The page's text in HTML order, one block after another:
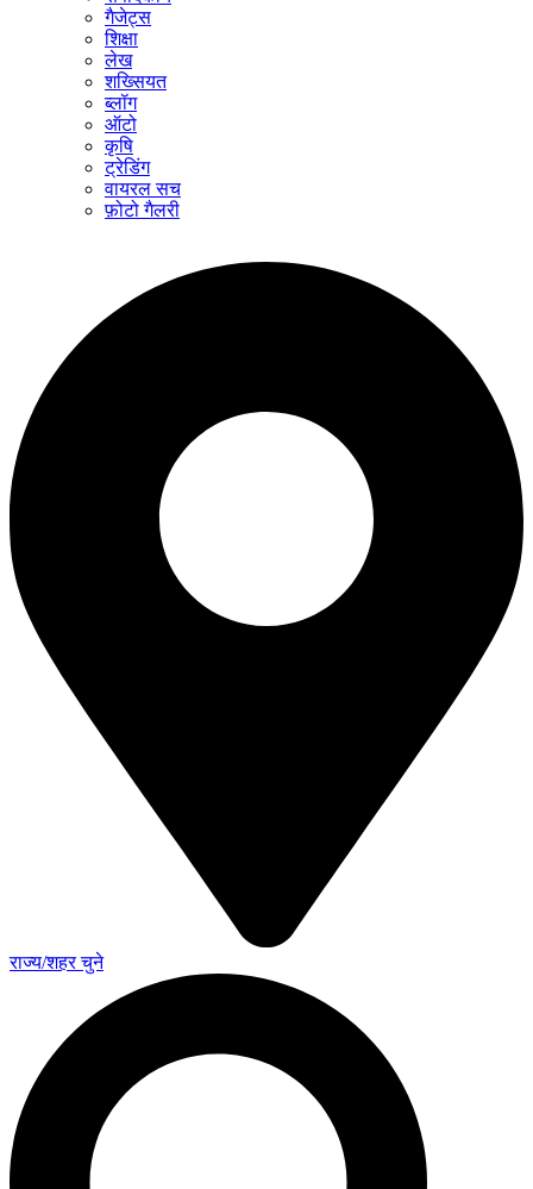
गैजेट्स
शिक्षा
लेख
शख्सियत
ब्लॉग
ऑटो
कृषि
ट्रेडिंग
वायरल सच
फ़ोटो गैलरी
राज्य/शहर चुने